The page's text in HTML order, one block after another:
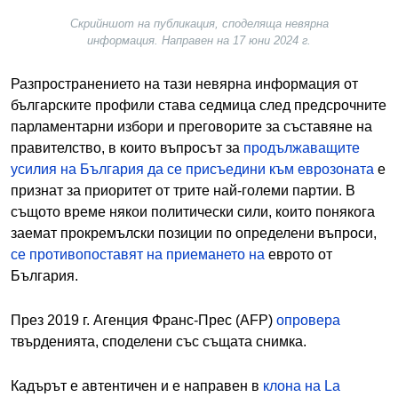
Скрийншот на публикация, споделяща невярна
информация. Направен на 17 юни 2024 г.
Разпространението на тази невярна информация от
българските профили става седмица след предсрочните
парламентарни избори и преговорите за съставяне на
правителство, в които въпросът за продължаващите
усилия на България да се присъедини към еврозоната е
признат за приоритет от трите най-големи партии. В
същото време някои политически сили, които понякога
заемат прокремълски позиции по определени въпроси,
се противопоставят на приемането на еврото от
България.
През 2019 г. Агенция Франс-Прес (AFP) опровера
твърденията, споделени със същата снимка.
Кадърът е автентичен и е направен в клона на La